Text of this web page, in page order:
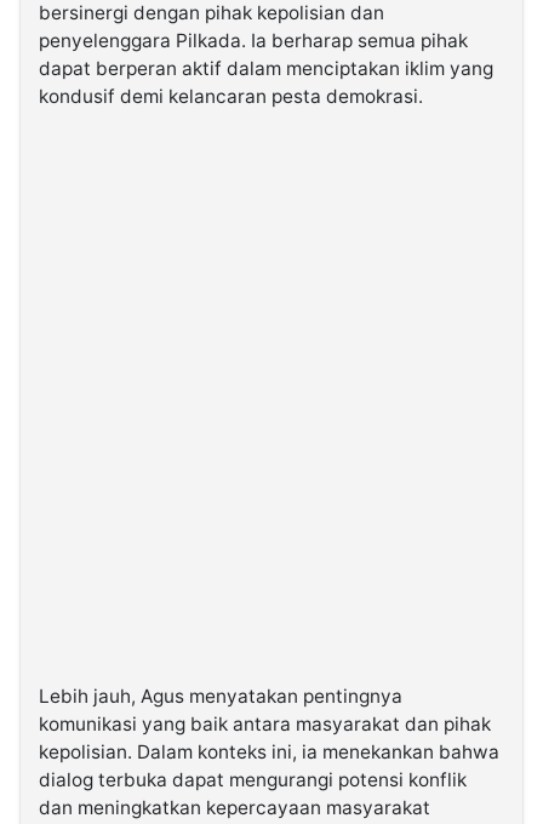
bersinergi dengan pihak kepolisian dan
penyelenggara Pilkada. Ia berharap semua pihak
dapat berperan aktif dalam menciptakan iklim yang
kondusif demi kelancaran pesta demokrasi.
Lebih jauh, Agus menyatakan pentingnya
komunikasi yang baik antara masyarakat dan pihak
kepolisian. Dalam konteks ini, ia menekankan bahwa
dialog terbuka dapat mengurangi potensi konflik
dan meningkatkan kepercayaan masyarakat